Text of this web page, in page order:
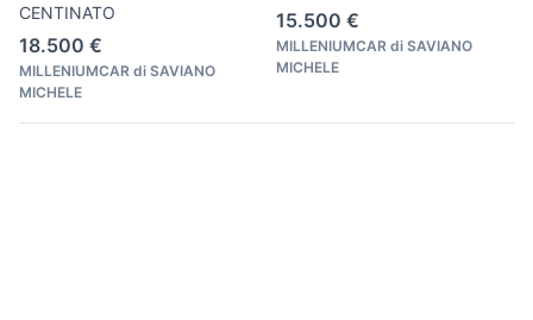
CENTINATO
18.500 €
MILLENIUMCAR di SAVIANO
MICHELE
15.500 €
MILLENIUMCAR di SAVIANO
MICHELE